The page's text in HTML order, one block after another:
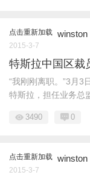
点击重新加载 winston
2015-3-7
特斯拉中国区裁
“我刚刚离职。”3月3
特斯拉，担任业务总
3490 0
点击重新加载 winston
2015-3-7